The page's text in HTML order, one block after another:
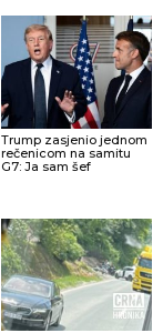
Trump zasjenio jednom
rečenicom na samitu
G7: Ja sam šef